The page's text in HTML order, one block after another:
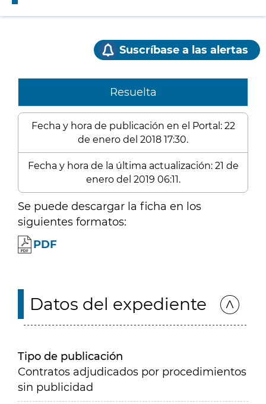
Suscríbase a las alertas
Resuelta
Fecha y hora de publicación en el Portal: 22
de enero del 2018 17:30.
Fecha y hora de la última actualización: 21 de
enero del 2019 06:11.
Se puede descargar la ficha en los
siguientes formatos:
PDF
Datos del expediente
Tipo de publicación
Contratos adjudicados por procedimientos
sin publicidad